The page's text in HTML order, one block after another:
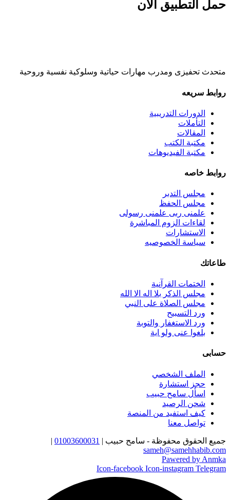
حمل التطبيق الان
متحدث تحفيزى ومدرب مهارات حياتية وسلوكية نفسية وروحية
روابط سريعه
الدورات التدريبية
التأملات
المقالات
مكتبة الكتب
مكتبة الفيديوهات
روابط خاصه
مجلس التدبر
مجلس الحفظ
علمنى ربى علمنى رسولى
لقاءات الزوم المباشرة
الاستشارات
سياسة الخصوصيه
طاعاتك
الختمات القرآنية
مجلس الذكر بلا اله الا الله
مجلس الصلاة على النبي
ورد التسبيح
ورد الاستغفار والتوبة
بلغوا عنى ولو اية
حسابى
الملف الشخصي
حجز استشارة
اسأل سامح حبيب
شحن الرصيد
كيف استفيد من المنصة
تواصل معنا
جميع الحقوق محفوظة - سامح حبيب | 01003600031
|
sameh@samehhabib.com
Pawered by Anmka
Icon-facebook Icon-instagram Telegram